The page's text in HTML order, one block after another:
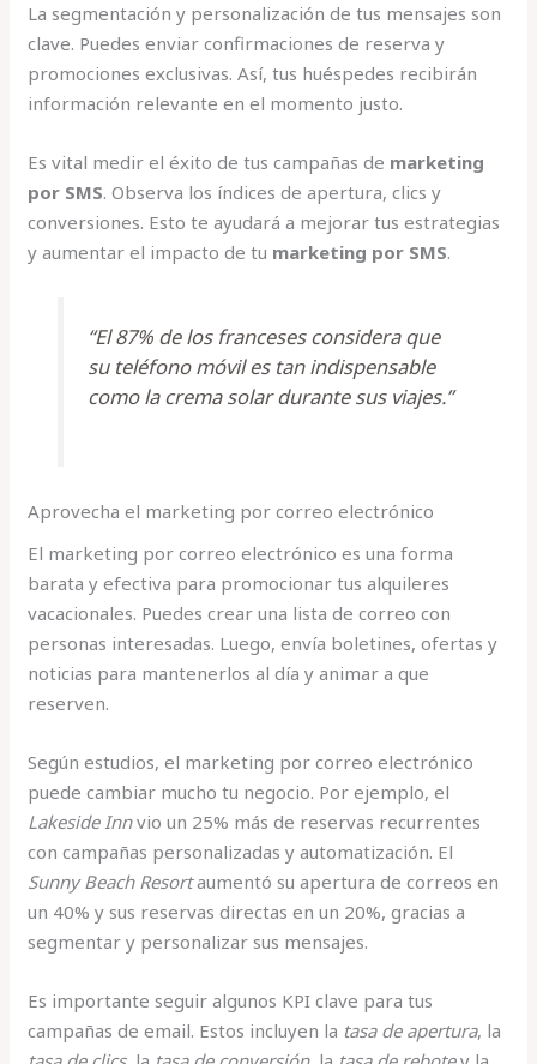
La segmentación y personalización de tus mensajes son
clave. Puedes enviar confirmaciones de reserva y
promociones exclusivas. Así, tus huéspedes recibirán
información relevante en el momento justo.
Es vital medir el éxito de tus campañas de marketing
por SMS. Observa los índices de apertura, clics y
conversiones. Esto te ayudará a mejorar tus estrategias
y aumentar el impacto de tu marketing por SMS.
“El 87% de los franceses considera que
su teléfono móvil es tan indispensable
como la crema solar durante sus viajes.”
Aprovecha el marketing por correo electrónico
El marketing por correo electrónico es una forma
barata y efectiva para promocionar tus alquileres
vacacionales. Puedes crear una lista de correo con
personas interesadas. Luego, envía boletines, ofertas y
noticias para mantenerlos al día y animar a que
reserven.
Según estudios, el marketing por correo electrónico
puede cambiar mucho tu negocio. Por ejemplo, el
Lakeside Innvio un 25% más de reservas recurrentes
con campañas personalizadas y automatización. El
Sunny Beach Resortaumentó su apertura de correos en
un 40% y sus reservas directas en un 20%, gracias a
segmentar y personalizar sus mensajes.
Es importante seguir algunos KPI clave para tus
campañas de email. Estos incluyen la tasa de apertura, la